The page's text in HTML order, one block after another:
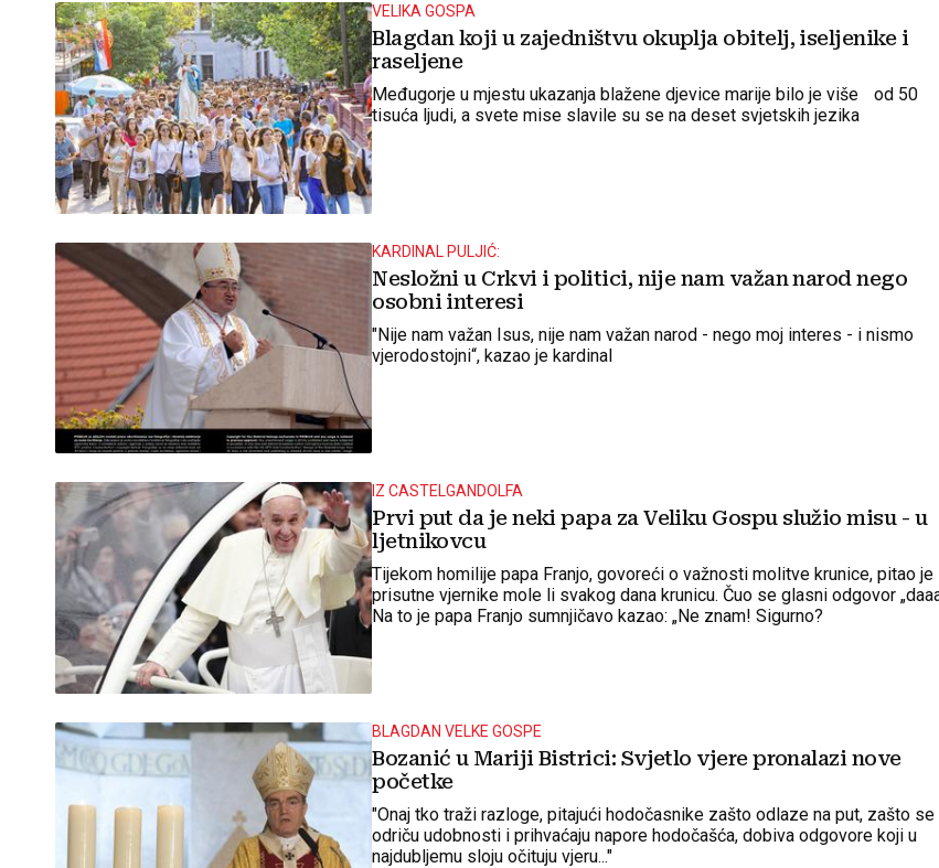
VELIKA GOSPA
Blagdan koji u zajedništvu okuplja obitelj, iseljenike i
raseljene
Međugorje u mjestu ukazanja blažene djevice marije bilo je više od 50
tisuća ljudi, a svete mise slavile su se na deset svjetskih jezika
KARDINAL PULJIĆ:
Nesložni u Crkvi i politici, nije nam važan narod nego
osobni interesi
"Nije nam važan Isus, nije nam važan narod - nego moj interes - i nismo
vjerodostojni“, kazao je kardinal
IZ CASTELGANDOLFA
Prvi put da je neki papa za Veliku Gospu služio misu - u
ljetnikovcu
Tijekom homilije papa Franjo, govoreći o važnosti molitve krunice, pitao je
prisutne vjernike mole li svakog dana krunicu. Čuo se glasni odgovor
Na to je papa Franjo sumnjičavo kazao: „Ne znam! Sigurno?
BLAGDAN VELKE GOSPE
Bozanić u Mariji Bistrici: Svjetlo vjere pronalazi nove
početke
"Onaj tko traži razloge, pitajući hodočasnike zašto odlaze na put, zašto se
odriču udobnosti i prihvaćaju napore hodočašća, dobiva odgovore koji u
najdubljemu sloju očituju vjeru..."